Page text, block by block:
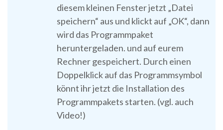
diesem kleinen Fenster jetzt „Datei
speichern“ aus und klickt auf „OK“, dann
wird das Programmpaket
heruntergeladen. und auf eurem
Rechner gespeichert. Durch einen
Doppelklick auf das Programmsymbol
könnt ihr jetzt die Installation des
Programmpakets starten. (vgl. auch
Video!)